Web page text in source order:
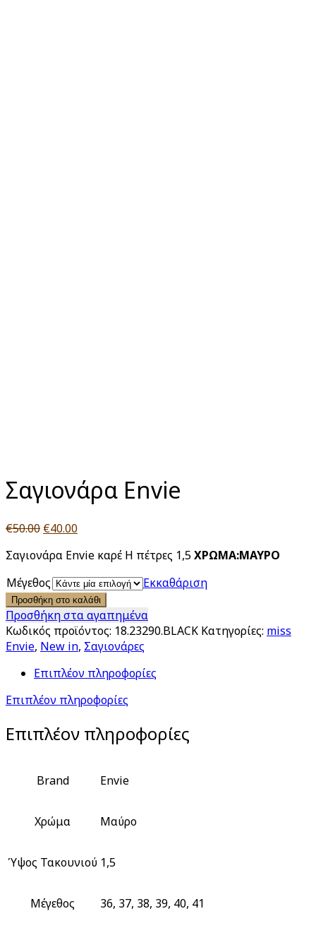
Σαγιονάρα Envie
€50.00 Original
was:
€50.00.
€40.00Η
τιμή
είναι:
€40.00.
Σαγιονάρα Envie καρέ Η πέτρες 1,5XΡΩΜΑ:ΜΑΥΡΟ
Μέγεθος
Εκκαθάριση
Προσθήκη στο καλάθι
Προσθήκη στα αγαπημένα
Κωδικός προϊόντος: 18.23290.BLACK Κατηγορίες: miss
Envie, New in, Σαγιονάρες
Επιπλέον πληροφορίες
Επιπλέον πληροφορίες
Επιπλέον πληροφορίες
Brand Envie
Χρώμα Μαύρο
Ύψος Τακουνιού 1,5
Μέγεθος 36, 37, 38, 39, 40, 41